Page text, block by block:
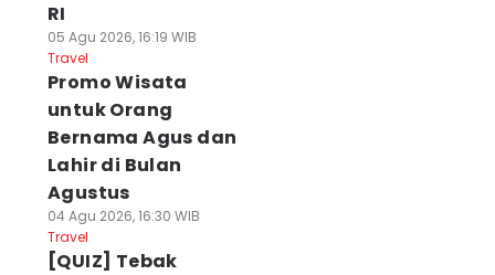
RI
05 Agu 2026, 16:19 WIB
Travel
Promo Wisata
untuk Orang
Bernama Agus dan
Lahir di Bulan
Agustus
04 Agu 2026, 16:30 WIB
Travel
[QUIZ] Tebak